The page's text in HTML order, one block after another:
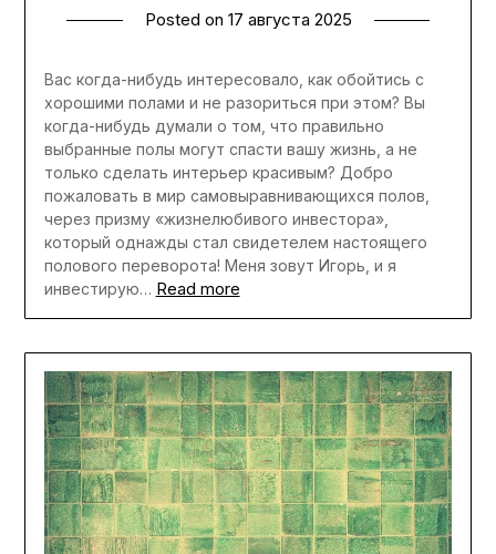
Posted on 17 августа 2025
Вас когда-нибудь интересовало, как обойтись с
хорошими полами и не разориться при этом? Вы
когда-нибудь думали о том, что правильно
выбранные полы могут спасти вашу жизнь, а не
только сделать интерьер красивым? Добро
пожаловать в мир самовыравнивающихся полов,
через призму «жизнелюбивого инвестора»,
который однажды стал свидетелем настоящего
полового переворота! Меня зовут Игорь, и я
инвестирую… Read more